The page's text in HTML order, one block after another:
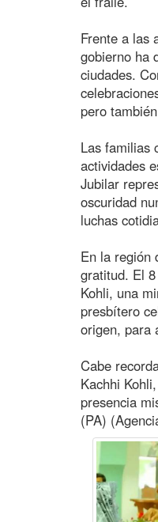
Frente a las
gobierno ha
ciudades.
pero
Las familias
actividades
Jubilar
oscuridad
luchas
En la región
gratitud. El
Kohli, una
presbítero
origen, para
Cabe
Kachhi
presencia
(PA)